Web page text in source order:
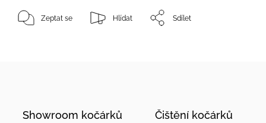
Zeptat se Hlídat Sdílet
Showroom kočárků Čištění kočárků